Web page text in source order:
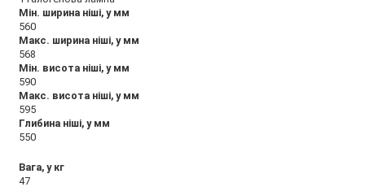
Мін. ширина ніші, у мм
560
Макс. ширина ніші, у мм
568
Мін. висота ніші, у мм
590
Макс. висота ніші, у мм
595
Глибина ніші, у мм
550
Вага, у кг
47